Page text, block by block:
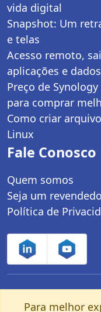
vida digital
Snapshot: Um
e telas
Acesso remoto,
aplicações e
Preço de
para comprar
Como criar
Linux
Fale Conosco
Quem somos
Seja um
Política de
Controle
Para melhor